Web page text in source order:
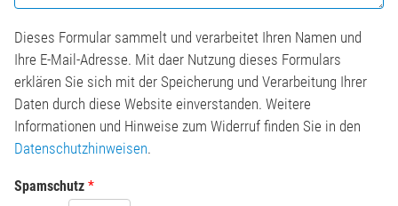
n
*
h
t
*
Dieses Formular sammelt und verarbeitet Ihren Namen und
Ihre E-Mail-Adresse. Mit daer Nutzung dieses Formulars
erklären Sie sich mit der Speicherung und Verarbeitung Ihrer
Daten durch diese Website einverstanden. Weitere
Informationen und Hinweise zum Widerruf finden Sie in den
Datenschutzhinweisen.
Spamschutz *